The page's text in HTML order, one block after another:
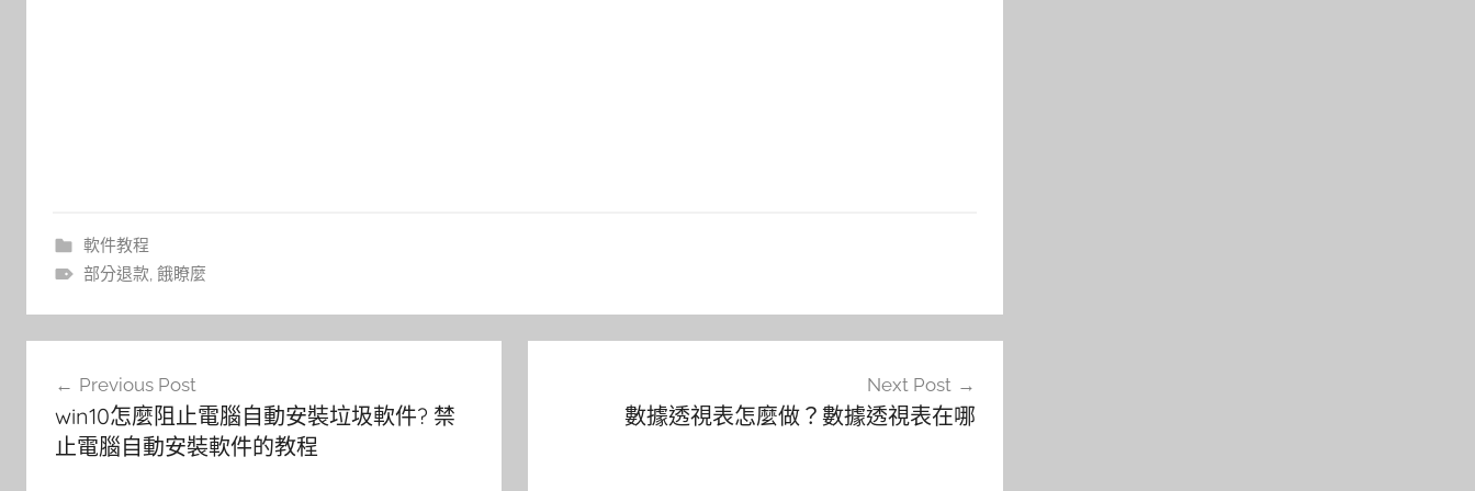
軟件教程
部分退款, 餓瞭麼
Previous Post
win10怎麼阻止電腦自動安裝垃圾軟件? 禁
止電腦自動安裝軟件的教程
Next Post
數據透視表怎麼做？數據透視表在哪